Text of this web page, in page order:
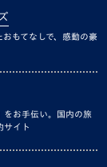
もてなしで、感動の豪
をお手伝い。国内の旅
サイト